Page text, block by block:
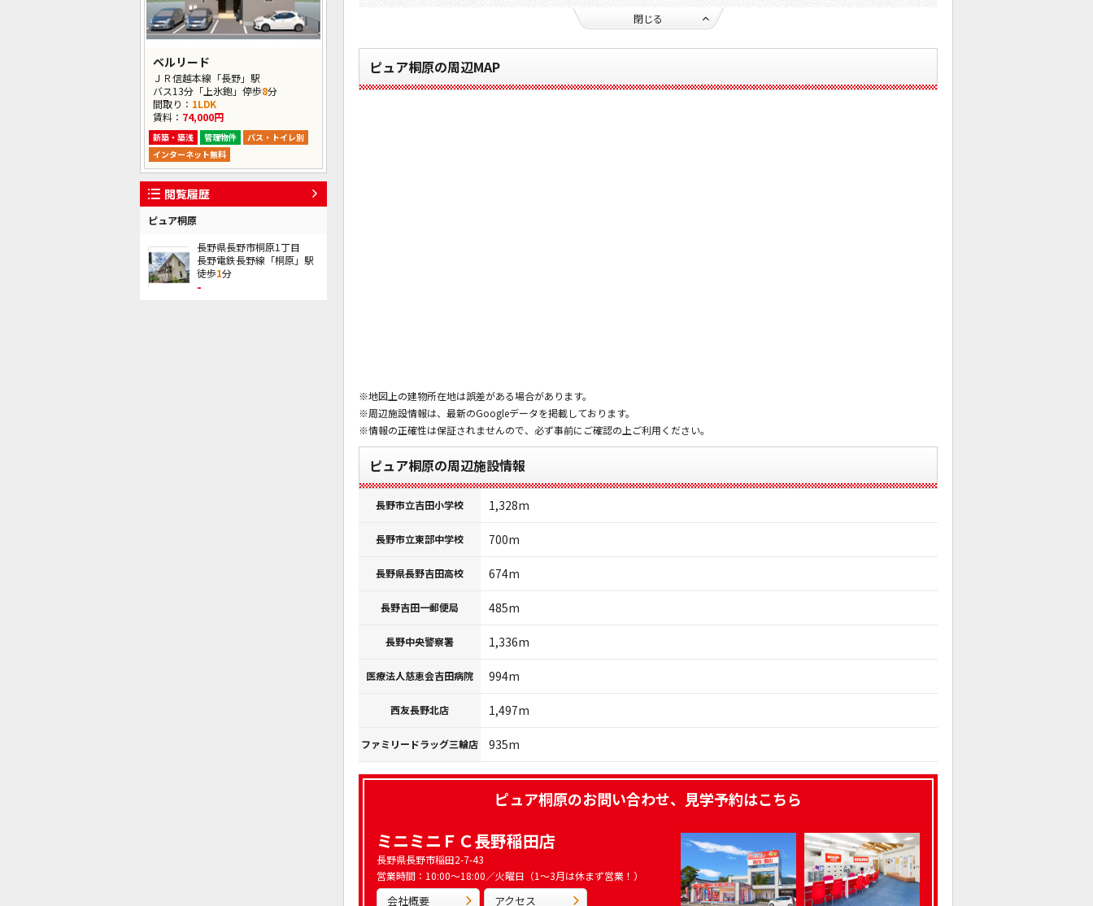
ベルリード
ＪＲ信越本線「長野」駅
バス13分「上氷鉋」停歩8分
間取り： 1LDK
賃料： 74,000円
新築・築浅 管理物件
バス・トイレ別
インターネット無料
閲覧履歴
ピュア桐原
長野県長野市桐原1丁目
長野電鉄長野線「桐原」駅
徒歩1分
-
閉じる
ピュア桐原の周辺MAP
※地図上の建物所在地は誤差がある場合があります。
※周辺施設情報は、最新のGoogleデータを掲載しております。
※情報の正確性は保証されませんので、必ず事前にご確認の上ご利用ください。
ピュア桐原の周辺施設情報
長野市立吉田小学校 1,328m
長野市立東部中学校 700m
長野県長野吉田高校 674m
長野吉田一郵便局 485m
長野中央警察署 1,336m
医療法人慈恵会吉田病院 994m
西友長野北店 1,497m
ファミリードラッグ三輪店 935m
ピュア桐原のお問い合わせ、見学予約はこちら
ミニミニＦＣ長野稲田店
長野県長野市稲田2-7-43
営業時間：10:00～18:00／火曜日（1～3月は休まず営業！）
会社概要 アクセス